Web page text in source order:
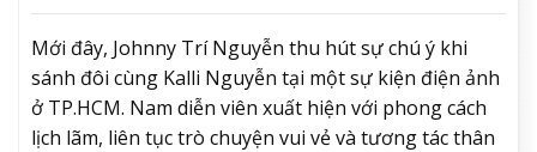
Mới đây, Johnny Trí Nguyễn thu hút sự chú ý khi
sánh đôi cùng Kalli Nguyễn tại một sự kiện điện ảnh
ở TP.HCM. Nam diễn viên xuất hiện với phong cách
lịch lãm, liên tục trò chuyện vui vẻ và tương tác thân